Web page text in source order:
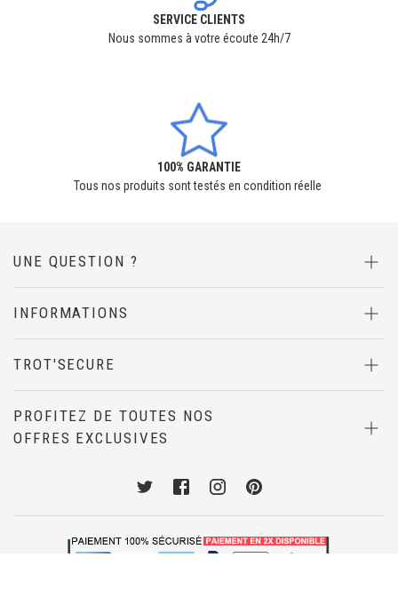
SERVICE CLIENTS
Nous sommes à votre écoute 24h/7
100% GARANTIE
Tous nos produits sont testés en condition réelle
UNE QUESTION ?
INFORMATIONS
TROT'SECURE
PROFITEZ DE TOUTES NOS
OFFRES EXCLUSIVES